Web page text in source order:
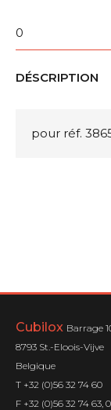
0
DÉSCRIPTION
pour réf.
Cubilox Barrage
8793 St.-Eloois-Vijve
Belgique
T +32 (0)56 32 74 60
F +32 (0)56 32 74 63,